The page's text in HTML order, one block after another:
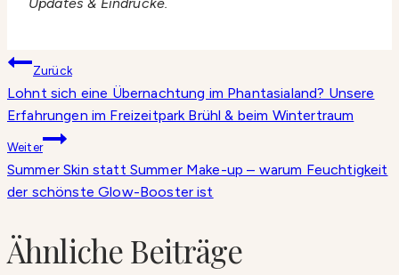
Updates & Eindrücke.
Beitragsnavigation
Zurück
Lohnt sich eine Übernachtung im Phantasialand? Unsere
Erfahrungen im Freizeitpark Brühl & beim Wintertraum
Weiter
Summer Skin statt Summer Make-up – warum Feuchtigkeit
der schönste Glow-Booster ist
Ähnliche Beiträge